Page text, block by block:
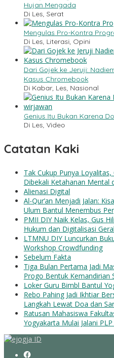
Hujan Mengada
Di Les, Serat
Mengulas Pro-Kontra
Di Les, Literasi, Opini
Dari Gojek ke Jeruji:
Kasus Chromebook
Di Kabar, Les, Nasional
Genius Itu Bukan Karena
Di Les, Video
Catatan Kaki
Tak Cukup Punya
Dibekali Ketahanan Mental
Alienasi Digital
Al-Qur’an Menjadi Jalan:
Ulum Bantul Menembus
PMII DIY Naik Kelas, Gus
Hukum dan Digitalisasi
LTMNU DIY Luncurkan
Workshop Crowdfunding
Sebelum Fakta
Tiga Bulan Pertama Jadi
Progo Bentuk Kemandirian
Loker Guru Bimbl Bantul
Rebo Pahing Jadi Ikhtiar
Langkah Lewat Doa dan
Ratusan Mahasiswa
Yogyakarta Mulai Jalani